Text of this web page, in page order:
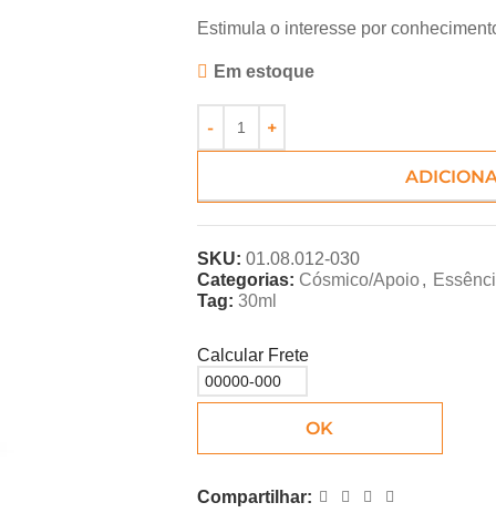
Estimula o interesse por
Em estoque
SKU: 01.08.012-030
Categorias: Cósmico/Apoio,
Tag: 30ml
Calcular Frete
OK
Compartilhar: